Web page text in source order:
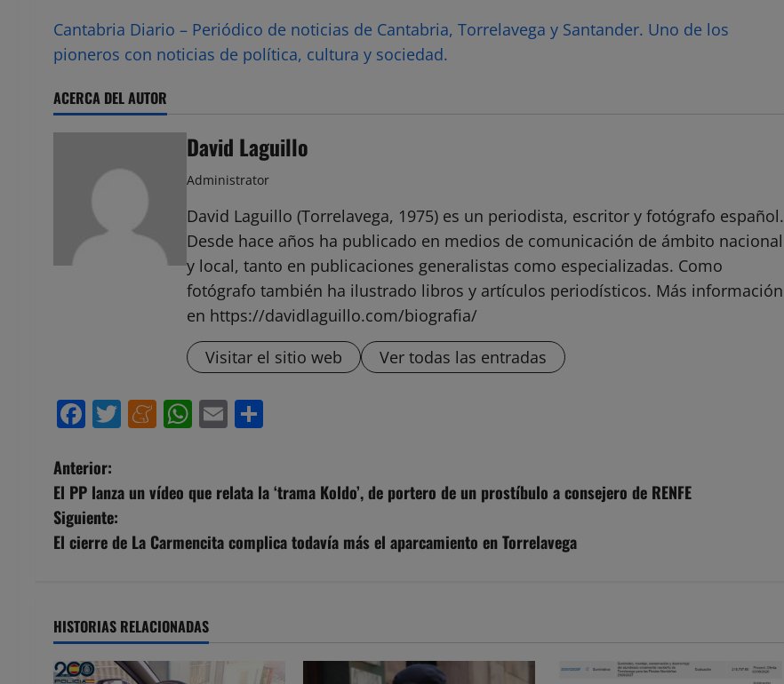
Cantabria Diario – Periódico de noticias de Cantabria, Torrelavega y Santander. Uno de los
pioneros con noticias de política, cultura y sociedad.
ACERCA DEL AUTOR
David Laguillo
Administrator
David Laguillo (Torrelavega, 1975) es un periodista, escritor y fotógrafo español.
Desde hace años ha publicado en medios de comunicación de ámbito nacional
y local, tanto en publicaciones generalistas como especializadas. Como
fotógrafo también ha ilustrado libros y artículos periodísticos. Más información
en https://davidlaguillo.com/biografia/
Visitar el sitio web
Ver todas las entradas
Facebook
Twitter
Meneame
WhatsApp
Email
N
a
v
g
a
Anterior:
El PP lanza un vídeo que relata la ‘trama Koldo’, de portero de un prostíbulo a consejero de RENFE
Siguiente:
El cierre de La Carmencita complica todavía más el aparcamiento en Torrelavega
HISTORIAS RELACIONADAS